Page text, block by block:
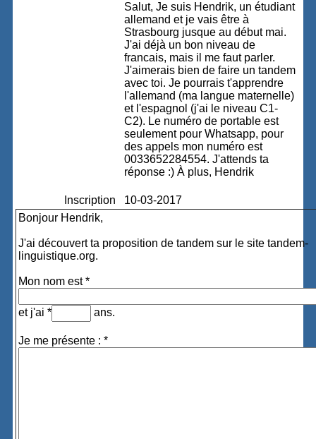
Salut, Je suis Hendrik, un étudiant
allemand et je vais être à
Strasbourg jusque au début mai.
J'ai déjà un bon niveau de
francais, mais il me faut parler.
J'aimerais bien de faire un tandem
avec toi. Je pourrais t'apprendre
l'allemand (ma langue maternelle)
et l'espagnol (j'ai le niveau C1-
C2). Le numéro de portable est
seulement pour Whatsapp, pour
des appels mon numéro est
0033652284554. J'attends ta
réponse :) À plus, Hendrik
Inscription
10-03-2017
Bonjour Hendrik,
J'ai découvert ta proposition de tandem sur le site tandem-
linguistique.org.
Mon nom est *
et j'ai * ans.
Je me présente : *